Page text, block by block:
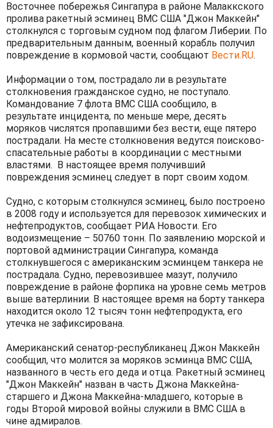
Восточнее побережья Сингапура в районе Малаккского
пролива ракетный эсминец ВМС США "Джон Маккейн"
столкнулся с торговым судном под флагом Либерии. По
предварительным данным, военный корабль получил
повреждение в кормовой части, сообщают Вести.RU.
Информации о том, пострадало ли в результате
столкновения гражданское судно, не поступало.
Командование 7 флота ВМС США сообщило, в
результате инцидента, по меньше мере, десять
моряков числятся пропавшими без вести, еще пятеро
пострадали. На месте столкновения ведутся поисково-
спасательные работы в координации с местными
властями. В настоящее время получивший
повреждения эсминец следует в порт своим ходом.
Судно, с которым столкнулся эсминец, было построено
в 2008 году и используется для перевозок химических и
нефтепродуктов, сообщает РИА Новости. Его
водоизмещение – 50760 тонн. По заявлению морской и
портовой администрации Сингапура, команда
столкнувшегося с американским эсминцем танкера не
пострадала. Судно, перевозившее мазут, получило
повреждение в районе форпика на уровне семь метров
выше ватерлинии. В настоящее время на борту танкера
находится около 12 тысяч тонн нефтепродукта, его
утечка не зафиксирована.
Американский сенатор-республиканец Джон Маккейн
сообщил, что молится за моряков эсминца ВМС США,
названного в честь его деда и отца. Ракетный эсминец
"Джон Маккейн" назван в часть Джона Маккейна-
старшего и Джона Маккейна-младшего, которые в
годы Второй мировой войны служили в ВМС США в
чине адмиралов.